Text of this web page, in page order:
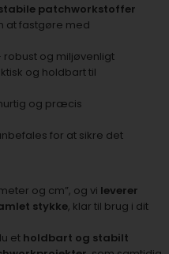
patchworkstoffer
at fastgøre med
robust og miljøvenligt
og holdbart til
og præcis
for at sikre det
og cm”, og vi leverer
stykke, klar til brug i dit
et holdbart og stabilt